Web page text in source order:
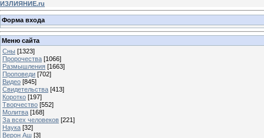
ИЗЛИЯНИЕ.ru
Форма входа
Меню сайта
Сны [1323]
Пророчества [1066]
Размышления [1663]
Проповеди [702]
Видео [845]
Свидетельства [413]
Коротко [197]
Творчество [552]
Молитва [168]
За всех человеков [221]
Наука [32]
Верон Аш [3]